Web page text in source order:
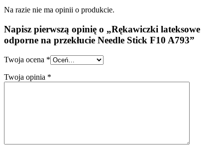
Na razie nie ma opinii o produkcie.
Napisz pierwszą opinię o „Rękawiczki lateksowe
odporne na przekłucie Needle Stick F10 A793”
Twoja ocena *
Twoja opinia *